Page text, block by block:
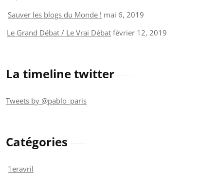
Sauver les blogs du Monde ! mai 6, 2019
Le Grand Débat / Le Vrai Débat février 12, 2019
La timeline twitter
Tweets by @pablo_paris
Catégories
1eravril